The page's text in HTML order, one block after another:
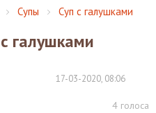
Супы Суп с галушками
галушками
17-03-2020, 08:06
4 голоса